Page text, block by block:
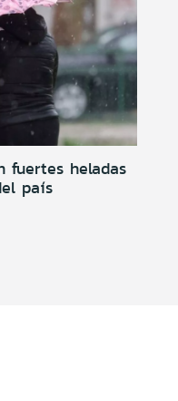
fuertes heladas
país